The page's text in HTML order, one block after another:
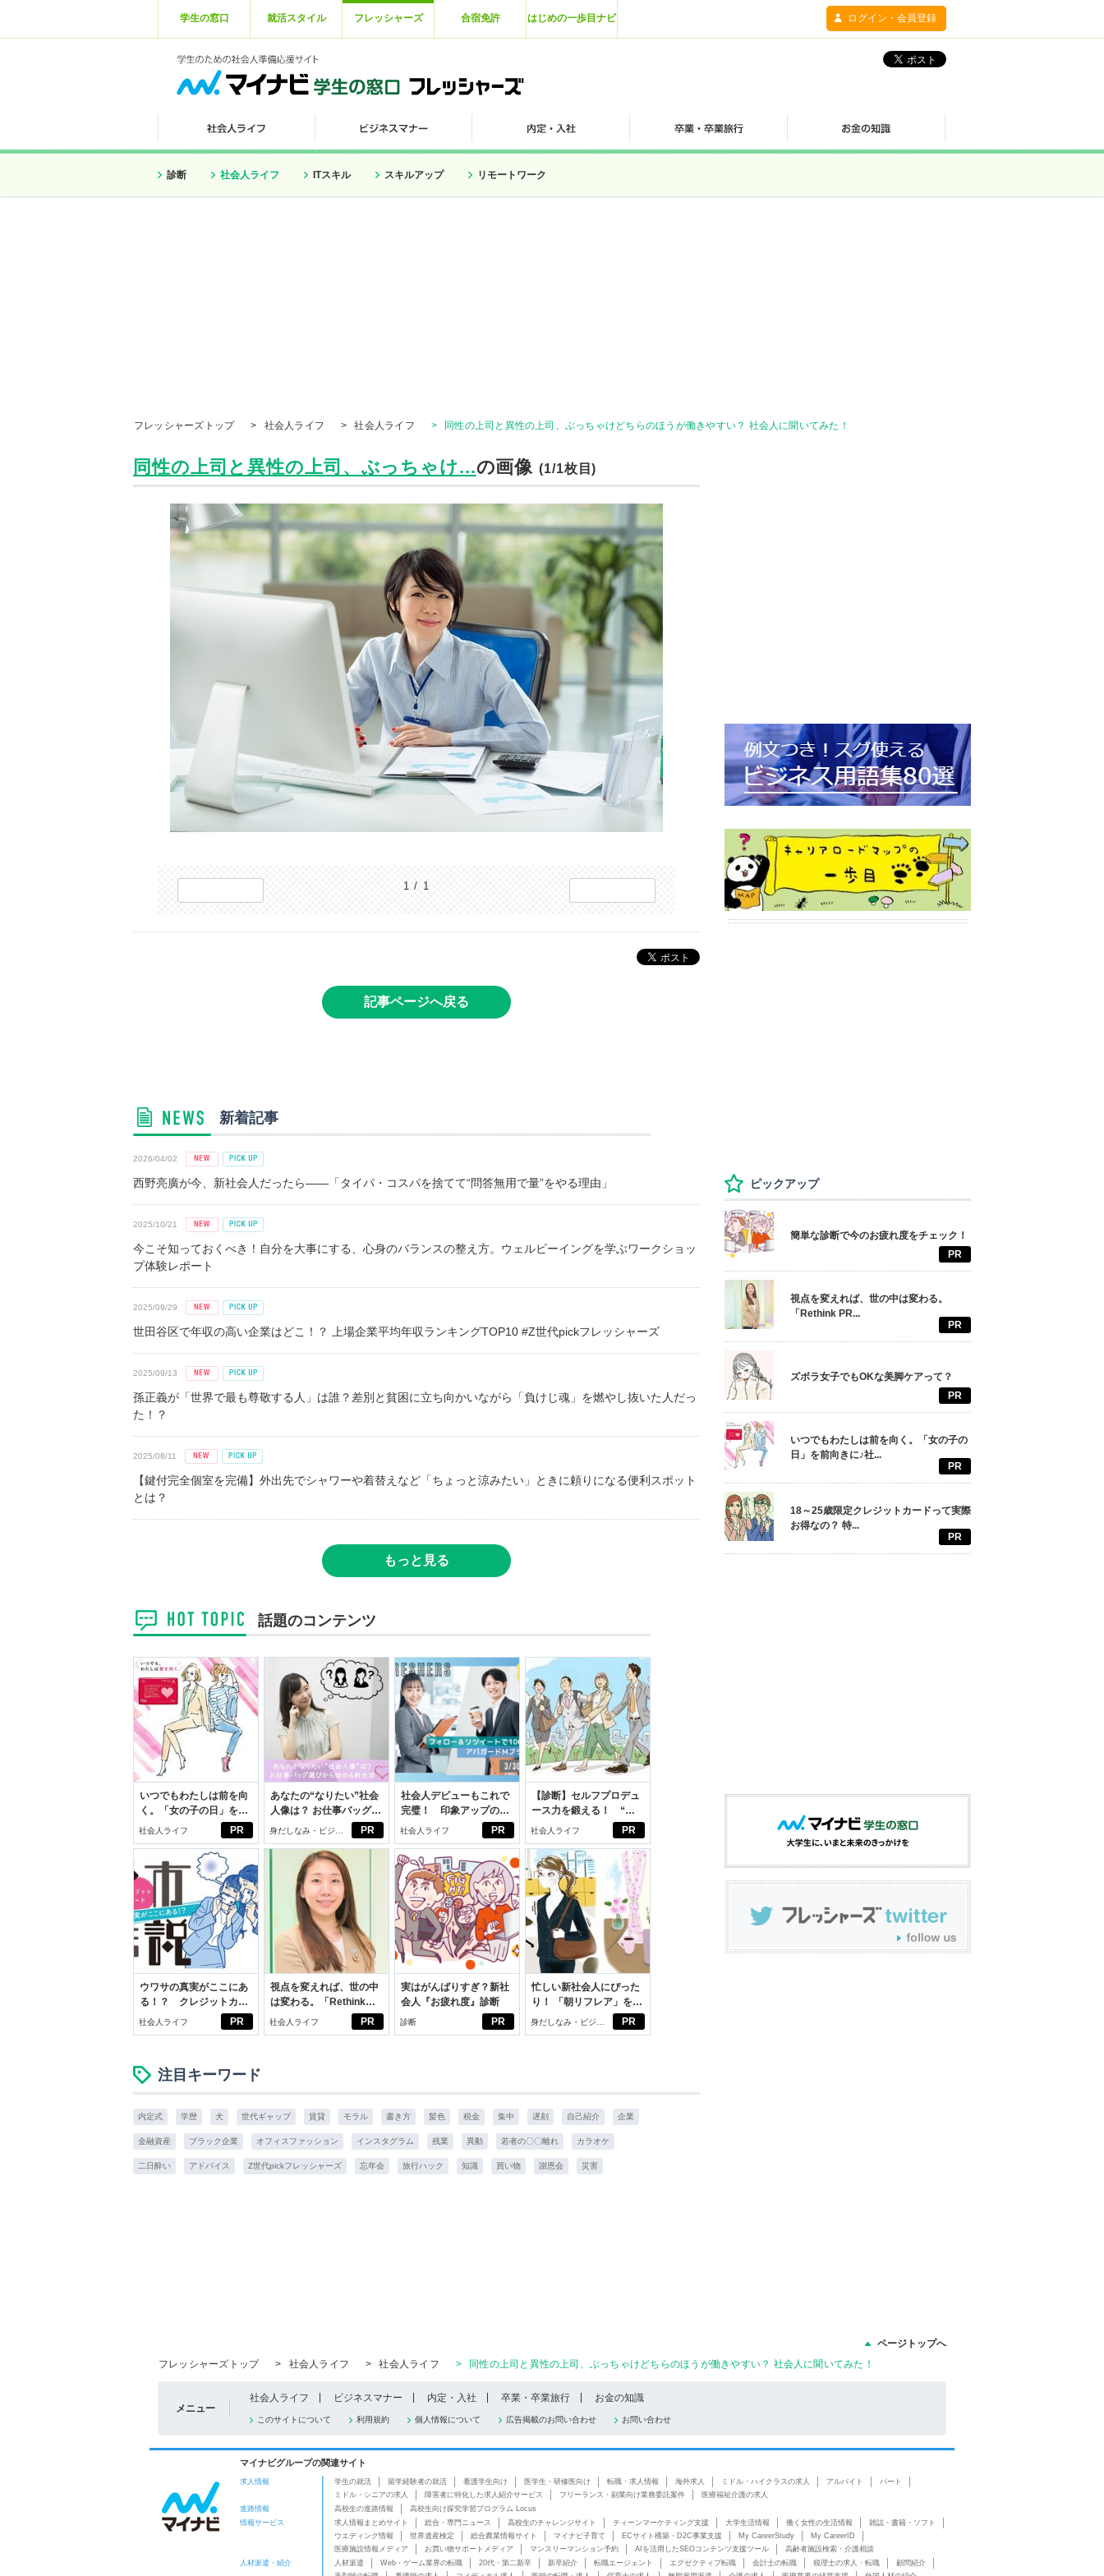
学生の窓口 就活スタイル フレッシャーズ 合宿免許 はじめの一歩目ナビ ログイン・会員登録
診断 社会人ライフ ITスキル スキルアップ リモートワーク
フレッシャーズトップ > 社会人ライフ > 社会人ライフ > 同性の上司と異性の上司、ぶっちゃけどちらのほうが働きやすい？ 社会人に聞いてみた！
同性の上司と異性の上司、ぶっちゃけ...の画像(1/1枚目)
1 / 1
記事ページへ戻る
新着記事
2026/04/02
西野亮廣が今、新社会人だったら――「タイパ・コスパを捨てて“問答無用で量”をやる理由」
2025/10/21
今こそ知っておくべき！自分を大事にする、心身のバランスの整え方。ウェルビーイングを学ぶワークショッ
プ体験レポート
2025/09/29
世田谷区で年収の高い企業はどこ！？ 上場企業平均年収ランキングTOP10 #Z世代pickフレッシャーズ
2025/09/13
孫正義が「世界で最も尊敬する人」は誰？差別と貧困に立ち向かいながら「負けじ魂」を燃やし抜いた人だっ
た！？
2025/08/11
【鍵付完全個室を完備】外出先でシャワーや着替えなど「ちょっと涼みたい」ときに頼りになる便利スポット
とは？
もっと見る
話題のコンテンツ
PR
いつでもわたしは前を向
く。「女の子の日」を前
向きに♪社会人エリ・大
社会人ライフ PR
あなたの“なりたい”社会
人像は？ お仕事バッグ選
びから始める新生活
身だしなみ・ビジネ
スアイテム
PR
社会人デビューもこれで
完璧！ 印象アップのセ
ルフプロデュース術
社会人ライフ PR
【診断】セルフプロデュ
ース力を鍛える！ “ジ
ブン観”診断
社会人ライフ
PR
ウワサの真実がここにあ
る！？ クレジットカー
ドの都市伝説
社会人ライフ PR
視点を変えれば、世の中
は変わる。「Rethink
PROJECT」がつたえた
社会人ライフ PR
実はがんばりすぎ？新社
会人『お疲れ度』診断
診断 PR
忙しい新社会人にぴった
り！ 「朝リフレア」をは
じめよう。しっかりニオ
イケアして24時間快適。
身だしなみ・ビジネ
スアイテム
注目キーワード
内定式 学歴 犬 世代ギャップ 賃貸 モラル 書き方 髪色 税金 集中 遅刻 自己紹介 企業
金融資産 ブラック企業 オフィスファッション インスタグラム 残業 異動 若者の〇〇離れ カラオケ
二日酔い アドバイス Z世代pickフレッシャーズ 忘年会 旅行ハック 知識 買い物 謝恩会 災害
ピックアップ
簡単な診断で今のお疲れ度をチェック！
PR
視点を変えれば、世の中は変わる。
「Rethink PR...
PR
ズボラ女子でもOKな美脚ケアって？
PR
いつでもわたしは前を向く。「女の子の
日」を前向きに♪社...
PR
18～25歳限定クレジットカードって実際
お得なの？ 特...
PR
ページトップへ
フレッシャーズトップ
> 社会人ライフ > 社会人ライフ > 同性の上司と異性の上司、ぶっちゃけどちらのほうが働きやすい？ 社会人に聞いてみた！
メニュー
社会人ライフ ビジネスマナー 内定・入社 卒業・卒業旅行 お金の知識
このサイトについて 利用規約 個人情報について 広告掲載のお問い合わせ お問い合わせ
マイナビグループの関連サイト
求人情報 学生の就活 留学経験者の就活 看護学生向け 医学生・研修医向け 転職・求人情報 海外求人 ミドル・ハイクラスの求人 アルバイト
パート
ミドル・シニアの求人
障害者に特化した求人紹介サービス フリーランス・副業向け業務委託案件
医療福祉介護の求人
進路情報
高校生の進路情報
高校生向け探究学習プログラム Locus
情報サービス
求人情報まとめサイト 総合・専門ニュース 高校生のチャレンジサイト ティーンマーケティング支援 大学生活情報 働く女性の生活情報
雑誌・書籍・ソフト
ウエディング情報
世界遺産検定 総合農業情報サイト マイナビ子育て ECサイト構築・D2C事業支援 My CareerStudy
My CareerID
医療施設情報メディア
お買い物サポートメディア マンスリーマンション予約 AIを活用したSEOコンテンツ支援ツール
高齢者施設検索・介護相談
人材派遣・紹介
人材派遣 Web・ゲーム業界の転職 20代・第二新卒 新卒紹介 転職エージェント エグゼクティブ転職 会計士の転職 税理士の求人・転職
顧問紹介